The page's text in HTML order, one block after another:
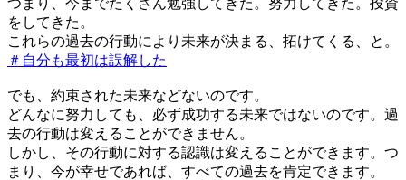
をしてきた。
これらの過去の行動により未来が決まる、拓けてくる、と。
＃自分も最初は誤解した
でも、約束された未来などないのです。
どんなに努力しても、必ず成功する未来ではないのです。過
去の行動は変えることができません。
しかし、その行動に対する認識は変えることができます。つ
まり、今が幸せであれば、すべての過去を肯定できます。